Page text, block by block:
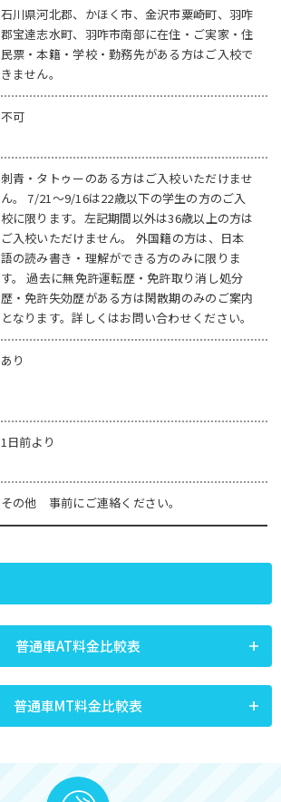
石川県河北郡、かほく市、金沢市粟崎町、羽咋
郡宝達志水町、羽咋市南部に在住・ご実家・住
民票・本籍・学校・勤務先がある方はご入校で
きません。
不可
刺青・タトゥーのある方はご入校いただけませ
ん。 7/21～9/16は22歳以下の学生の方のご入
校に限ります。左記期間以外は36歳以上の方は
ご入校いただけません。 外国籍の方は、日本
語の読み書き・理解ができる方のみに限りま
す。 過去に無免許運転歴・免許取り消し処分
歴・免許失効歴がある方は閑散期のみのご案内
となります。詳しくはお問い合わせください。
あり
1日前より
その他 事前にご連絡ください。
普通車AT料金比較表
普通車MT料金比較表